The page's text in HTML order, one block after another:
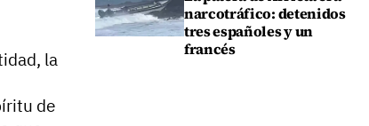
la
de
narcotráfico: detenidos
tres españoles y un
francés